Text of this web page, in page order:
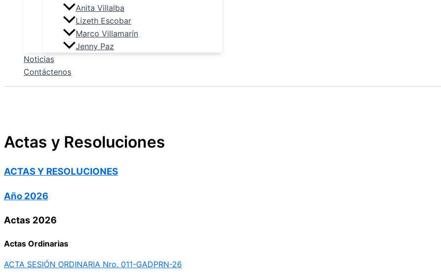
Anita Villalba
Lizeth Escobar
Marco Villamarín
Jenny Paz
Noticias
Contáctenos
Actas y Resoluciones
ACTAS Y RESOLUCIONES
Año 2026
Actas 2026
Actas Ordinarias
ACTA SESIÓN ORDINARIA Nro. 011-GADPRN-26